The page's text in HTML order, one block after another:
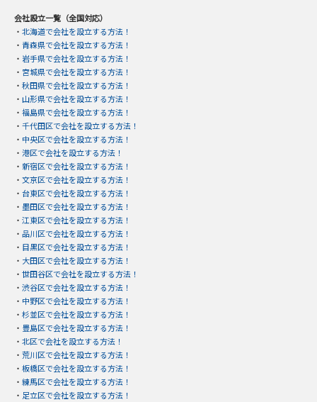
会社設立一覧（全国対応）
・ 北海道で会社を設立する方法！
・ 青森県で会社を設立する方法！
・ 岩手県で会社を設立する方法！
・ 宮城県で会社を設立する方法！
・ 秋田県で会社を設立する方法！
・ 山形県で会社を設立する方法！
・ 福島県で会社を設立する方法！
・ 千代田区で会社を設立する方法！
・ 中央区で会社を設立する方法！
・ 港区で会社を設立する方法！
・ 新宿区で会社を設立する方法！
・ 文京区で会社を設立する方法！
・ 台東区で会社を設立する方法！
・ 墨田区で会社を設立する方法！
・ 江東区で会社を設立する方法！
・ 品川区で会社を設立する方法！
・ 目黒区で会社を設立する方法！
・ 大田区で会社を設立する方法！
・ 世田谷区で会社を設立する方法！
・ 渋谷区で会社を設立する方法！
・ 中野区で会社を設立する方法！
・ 杉並区で会社を設立する方法！
・ 豊島区で会社を設立する方法！
・ 北区で会社を設立する方法！
・ 荒川区で会社を設立する方法！
・ 板橋区で会社を設立する方法！
・ 練馬区で会社を設立する方法！
・ 足立区で会社を設立する方法！